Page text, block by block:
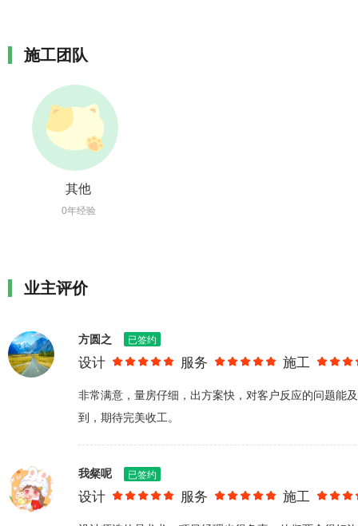
施工团队
其他
0年经验
业主评价
方圆之 已签约
设计 服务 施工
非常满意，量房仔细，出方案快，对客户反应的问题能
到，期待完美收工。
我粲呢 已签约
设计 服务 施工